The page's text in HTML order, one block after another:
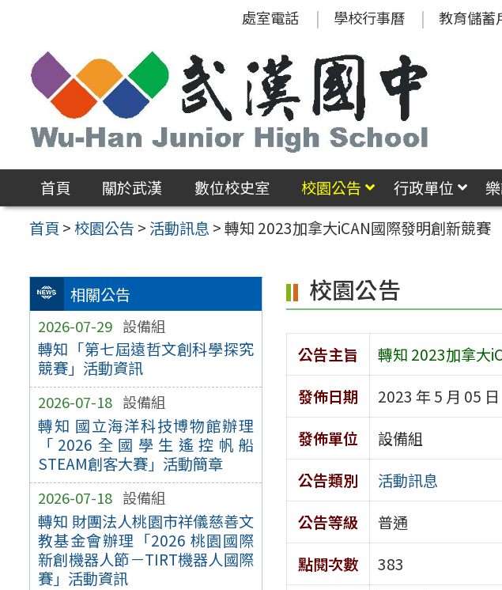
區
處室電話 學校行事曆 教育儲蓄
首頁 關於武漢 數位校史室 校園公告 行政單位
首頁 >校園公告 > 活動訊息 >轉知 2023加拿大iCAN國際發明創新競賽
相關公告
2026-07-29 設備組
轉知「第七屆遠哲文創科學探究
競賽」活動資訊
2026-07-18 設備組
轉知 國立海洋科技博物館辦理
「2026全國學生遙控帆船
STEAM創客大賽」活動簡章
2026-07-18 設備組
轉知 財團法人桃園市祥儀慈善文
教基金會辦理「2026 桃園國際
新創機器人節－TIRT機器人國際
賽」活動資訊
校園公告
公告主旨
轉知 2023加拿大
發佈日期
2023 年 5 月 05 日
發佈單位
設備組
公告類別
活動訊息
公告等級
普通
點閱次數
383